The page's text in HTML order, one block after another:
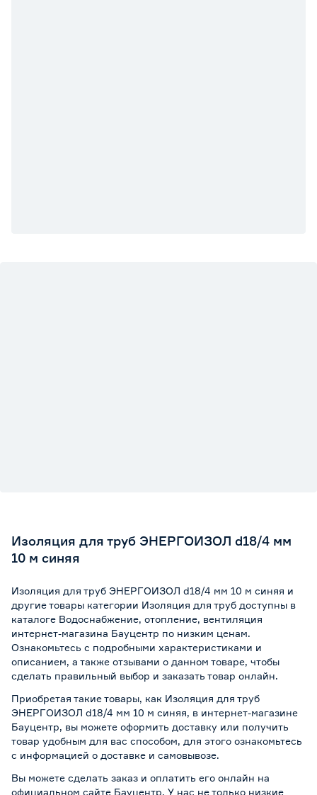
Изоляция для труб ЭНЕРГОИЗОЛ d18/4 мм
10 м синяя
Изоляция для труб ЭНЕРГОИЗОЛ d18/4 мм 10 м синяя и
другие товары категории Изоляция для труб доступны в
каталоге Водоснабжение, отопление, вентиляция
интернет-магазина Бауцентр по низким ценам.
Ознакомьтесь с подробными характеристиками и
описанием, а также отзывами о данном товаре, чтобы
сделать правильный выбор и заказать товар онлайн.
Приобретая такие товары, как Изоляция для труб
ЭНЕРГОИЗОЛ d18/4 мм 10 м синяя, в интернет-магазине
Бауцентр, вы можете оформить доставку или получить
товар удобным для вас способом, для этого ознакомьтесь
с информацией о доставке и самовывозе.
Вы можете сделать заказ и оплатить его онлайн на
официальном сайте Бауцентр. У нас не только низкие